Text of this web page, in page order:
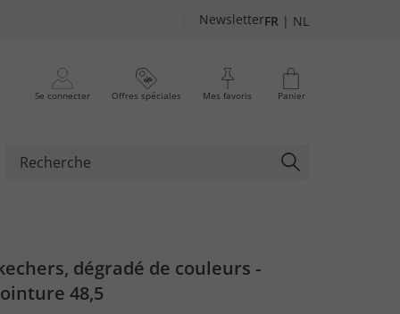
NewsletterFR | NL
Se connecter Offres spéciales Mes favoris Panier
dégradé de couleurs -
48,5